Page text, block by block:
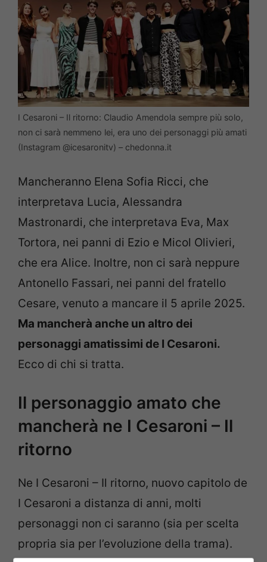
I Cesaroni – Il ritorno: Claudio Amendola sempre più solo,
non ci sarà nemmeno lei, era uno dei personaggi più amati
(Instagram @icesaronitv) – chedonna.it
Mancheranno Elena Sofia Ricci, che
interpretava Lucia, Alessandra
Mastronardi, che interpretava Eva, Max
Tortora, nei panni di Ezio e Micol Olivieri,
che era Alice. Inoltre, non ci sarà neppure
Antonello Fassari, nei panni del fratello
Cesare, venuto a mancare il 5 aprile 2025.
Ma mancherà anche un altro dei
personaggi amatissimi de I Cesaroni.
Ecco di chi si tratta.
Il personaggio amato che
mancherà ne I Cesaroni – Il
ritorno
Ne I Cesaroni – Il ritorno, nuovo capitolo de
I Cesaroni a distanza di anni, molti
personaggi non ci saranno (sia per scelta
propria sia per l’evoluzione della trama).